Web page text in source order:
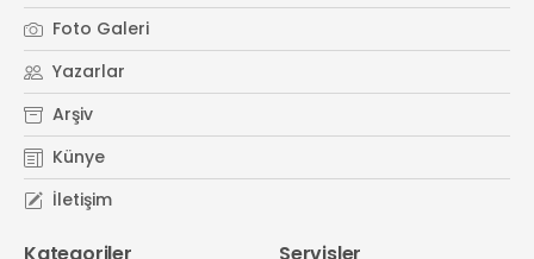
Foto Galeri
Yazarlar
Arşiv
Künye
İletişim